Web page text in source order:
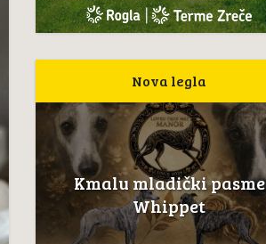
Nova legla
Kmalu mladički pasme
Whippet